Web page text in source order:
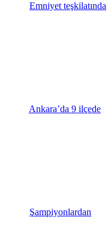
Emniyet teşkilatında
Ankara’da 9 ilçede
Şampiyonlardan